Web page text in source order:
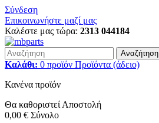
Σύνδεση
Επικοινωνήστε μαζί μας
Καλέστε μας τώρα: 2313 044184
Αναζήτηση
Καλάθι: 0 προϊόν Προϊόντα (άδειο)
Κανένα προϊόν
Θα καθοριστεί Αποστολή
0,00 € Σύνολο